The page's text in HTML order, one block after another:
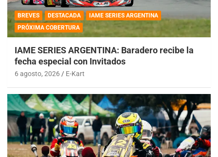
BREVES DESTACADA
IAME SERIES ARGENTINA
PRÓXIMA COBERTURA
IAME SERIES ARGENTINA: Baradero recibe la
fecha especial con Invitados
6 agosto, 2026 E-Kart